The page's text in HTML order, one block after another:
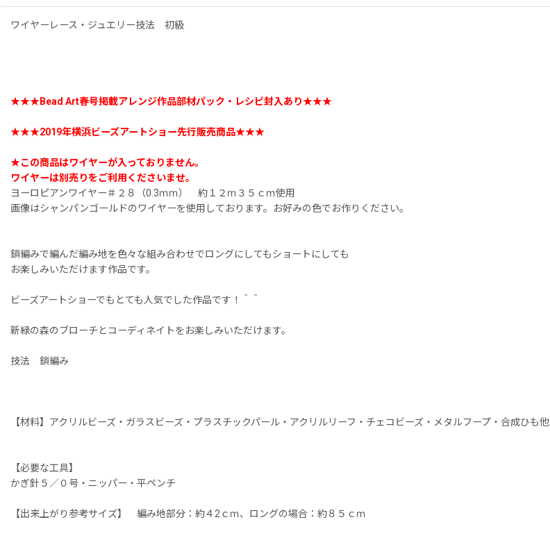
ワイヤーレース・ジュエリー技法 初級
★★★Bead Art春号掲載アレンジ作品部材パック・レシピ封入あり★★★
★★★2019年横浜ビーズアートショー先行販売商品★★★
★この商品はワイヤーが入っておりません。
ワイヤーは別売りをご利用くださいませ。
ヨーロピアンワイヤー＃２８（0.3ｍｍ） 約１２ｍ３５ｃｍ使用
画像はシャンパンゴールドのワイヤーを使用しております。お好みの色でお作りください。
鎖編みで編んだ編み地を色々な組み合わせでロングにしてもショートにしても
お楽しみいただけます作品です。
ビーズアートショーでもとても人気でした作品です！＾＾
新緑の森のブローチとコーディネイトをお楽しみいただけます。
技法 鎖編み
【材料】アクリルビーズ・ガラスビーズ・プラスチックパール・アクリルリーフ・チェコビーズ・メタルフープ・合成ひも他
【必要な工具】
かぎ針５／０号・ニッパー・平ペンチ
【出来上がり参考サイズ】 編み地部分：約４2ｃｍ、ロングの場合：約８５ｃｍ